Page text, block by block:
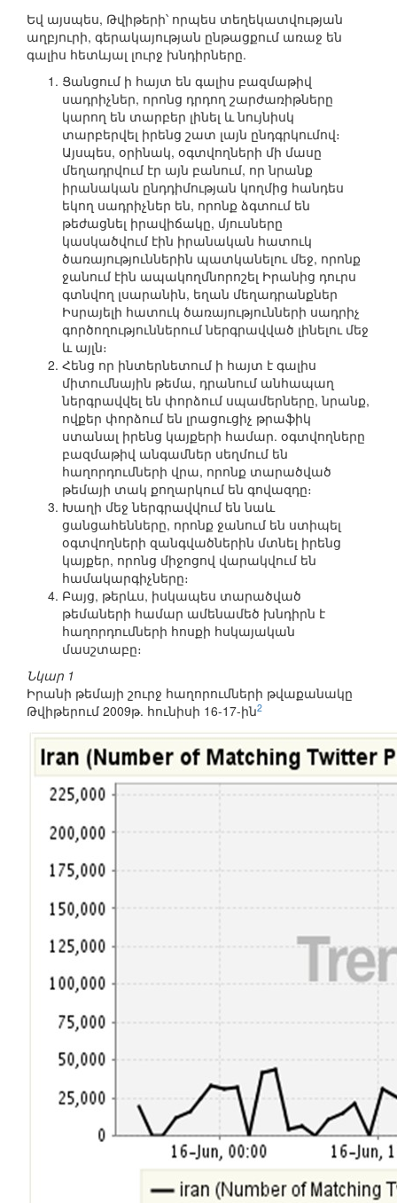
Եվ այսպես, Թվիթերի՝ որպես տեղեկատվության
աղբյուրի, գերակայության ընթացքում առաջ են
գալիս հետևյալ լուրջ խնդիրները.
Ցանցում ի հայտ են գալիս բազմաթիվ
սադրիչներ, որոնց դրդող շարժառիթները
կարող են տարբեր լինել և նույնիսկ
տարբերվել իրենց շատ լայն ընդգրկումով։
Այսպես, օրինակ, օգտվողների մի մասը
մեղադրվում էր այն բանում, որ նրանք
իրանական ընդդիմության կողմից հանդես
եկող սադրիչներ են, որոնք ձգտում են
թեժացնել իրավիճակը, մյուսները
կասկածվում էին իրանական հատուկ
ծառայություններին պատկանելու մեջ, որոնք
ջանում էին ապակողմնորոշել Իրանից դուրս
գտնվող լսարանին, եղան մեղադրանքներ
Իսրայելի հատուկ ծառայությունների սադրիչ
գործողություններում ներգրավված լինելու մեջ
և այլն։
Հենց որ ինտերնետում ի հայտ է գալիս
միտումնային թեմա, դրանում անհապաղ
ներգրավվել են փորձում սպամերները, նրանք,
ովքեր փորձում են լրացուցիչ թրաֆիկ
ստանալ իրենց կայքերի համար. օգտվողները
բազմաթիվ անգամներ սեղմում են
հաղորդումների վրա, որոնք տարածված
թեմայի տակ քողարկում են գովազդը։
Խաղի մեջ ներգրավվում են նաև
ցանցահենները, որոնք ջանում են ստիպել
օգտվողների զանգվածներին մտնել իրենց
կայքեր, որոնց միջոցով վարակվում են
համակարգիչները։
Բայց, թերևս, իսկապես տարածված
թեմաների համար ամենամեծ խնդիրն է
հաղորդումների հոսքի հսկայական
մասշտաբը։
Նկար 1
Իրանի թեմայի շուրջ հաղորումների թվաքանակը
Թվիթերում 2009թ. հունիսի 16-17-ին2